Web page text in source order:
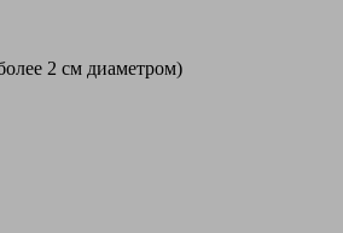
2 см диаметром)